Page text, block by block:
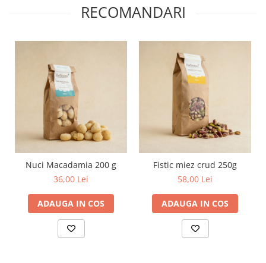
RECOMANDARI
Nuci Macadamia 200 g
36,00 Lei
ADAUGA IN COS
Fistic miez crud 250g
58,00 Lei
ADAUGA IN COS